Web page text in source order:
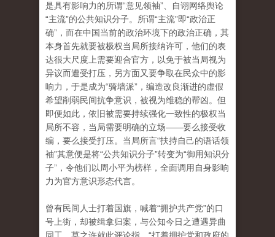
是具有影响力的所谓“意见领袖”、自诩网络舆论
“主流”的公共知识分子。所谓“主流”即“政治正
确”，而在中国当前的政治环境下的政治正确，其
本身首先就要被极权当局所接纳许可，他们的表
达很大尺度上需要迎合官方，以免于被当局视为
异议而遭受打压，另方面又要争取在民众中的影
响力，于是成为“骑墙派”，编造改良渐进的虚假
希望削弱民间抗争意识，被视为维稳的帮凶。但
即便如此，依旧被需要持续强化一致性的极权当
局所不容，当局需要明确的立场——要么接受收
编，要么接受打压。当局所言“扶持自己的语话领
袖”其意便是将“公共知识分子”转变为“御用知识分
子”，令他们以周小平为榜样，全面调用自身影响
力为官方意识形态代言。
曾有民间人士打着国旗，喊着“拥护共产党”的口
号上街，却被缉拿归案，与公知今日之遭遇异曲